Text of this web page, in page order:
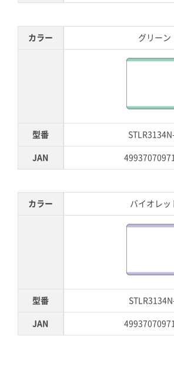
カラー
型番
JAN
グリーン
カラー
型番
JAN
バイオレッ